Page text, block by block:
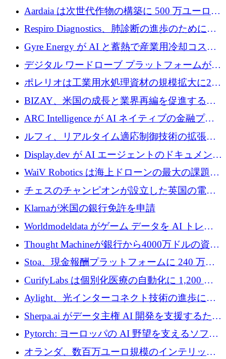
維仕分け規模拡大に7桁の資金調達
Aardaia は次世代作物の構築に 500 万ユーロを
寄付
Respiro Diagnostics、肺診断の進歩のために
100 万ポンドを確保
Gyre Energy が AI と蓄熱で産業用冷却コスト
を削減するために 130 万ドルを調達
デジタル ワードローブ プラットフォームが
1,000 万人のユーザーに到達し、Whering が
700 万ドルを獲得
ポレリオは工業用水処理資材の規模拡大に240
万ユーロを確保
BIZAY、米国の成長と業界再編を促進するた
めに5,500万ドルを確保
ARC Intelligence が AI ネイティブの金融プラ
ットフォームを拡大するために 400 万ユーロ
ルフィ、リアルタイム適応制御技術の拡張に
810万ポンドを確保
Display.dev が AI エージェントのドキュメント
コラボレーションを強化するために 47 万ユー
WaiV Robotics は海上ドローンの最大の課題の
1 つをどのように解決しているか
チェスのチャンピオンが設立した英国の電池
材料スタートアップ TaiSan が 465 万ポンドを
Klarnaが米国の銀行免許を申請
Worldmodeldata がゲーム データを AI トレー
ニングに変えるために 700 万ポンドを獲得
Thought Machineが銀行から4000万ドルの資金
調達、年間収益1億ドルを突破
Stoa、現金報酬プラットフォームに 240 万ド
ルを確保
CurifyLabs は個別化医療の自動化に 1,200 万
ユーロを寄付
Aylight、光インターコネクト技術の進歩に向
けて450万ユーロのプレシードラウンドを終了
Sherpa.ai がデータ主権 AI 開発を支援するため
に 1,800 万ドルを調達
Pytorch: ヨーロッパの AI 野望を支えるソフト
ウェア層
オランダ、数百万ユーロ規模のインテリック